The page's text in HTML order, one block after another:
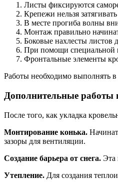
Листы фиксируются
Крепежи нельзя
В месте прогиба волны
Монтаж правильно
Боковые нахлесты листов
При помощи специальной
Фронтальные элементы
Работы необходимо выполнять
Дополнительные работы
После того, как укладка
Монтирование конька.
зазоры для вентиляции.
Создание барьера от снега. Эта
Утепление. Для создания